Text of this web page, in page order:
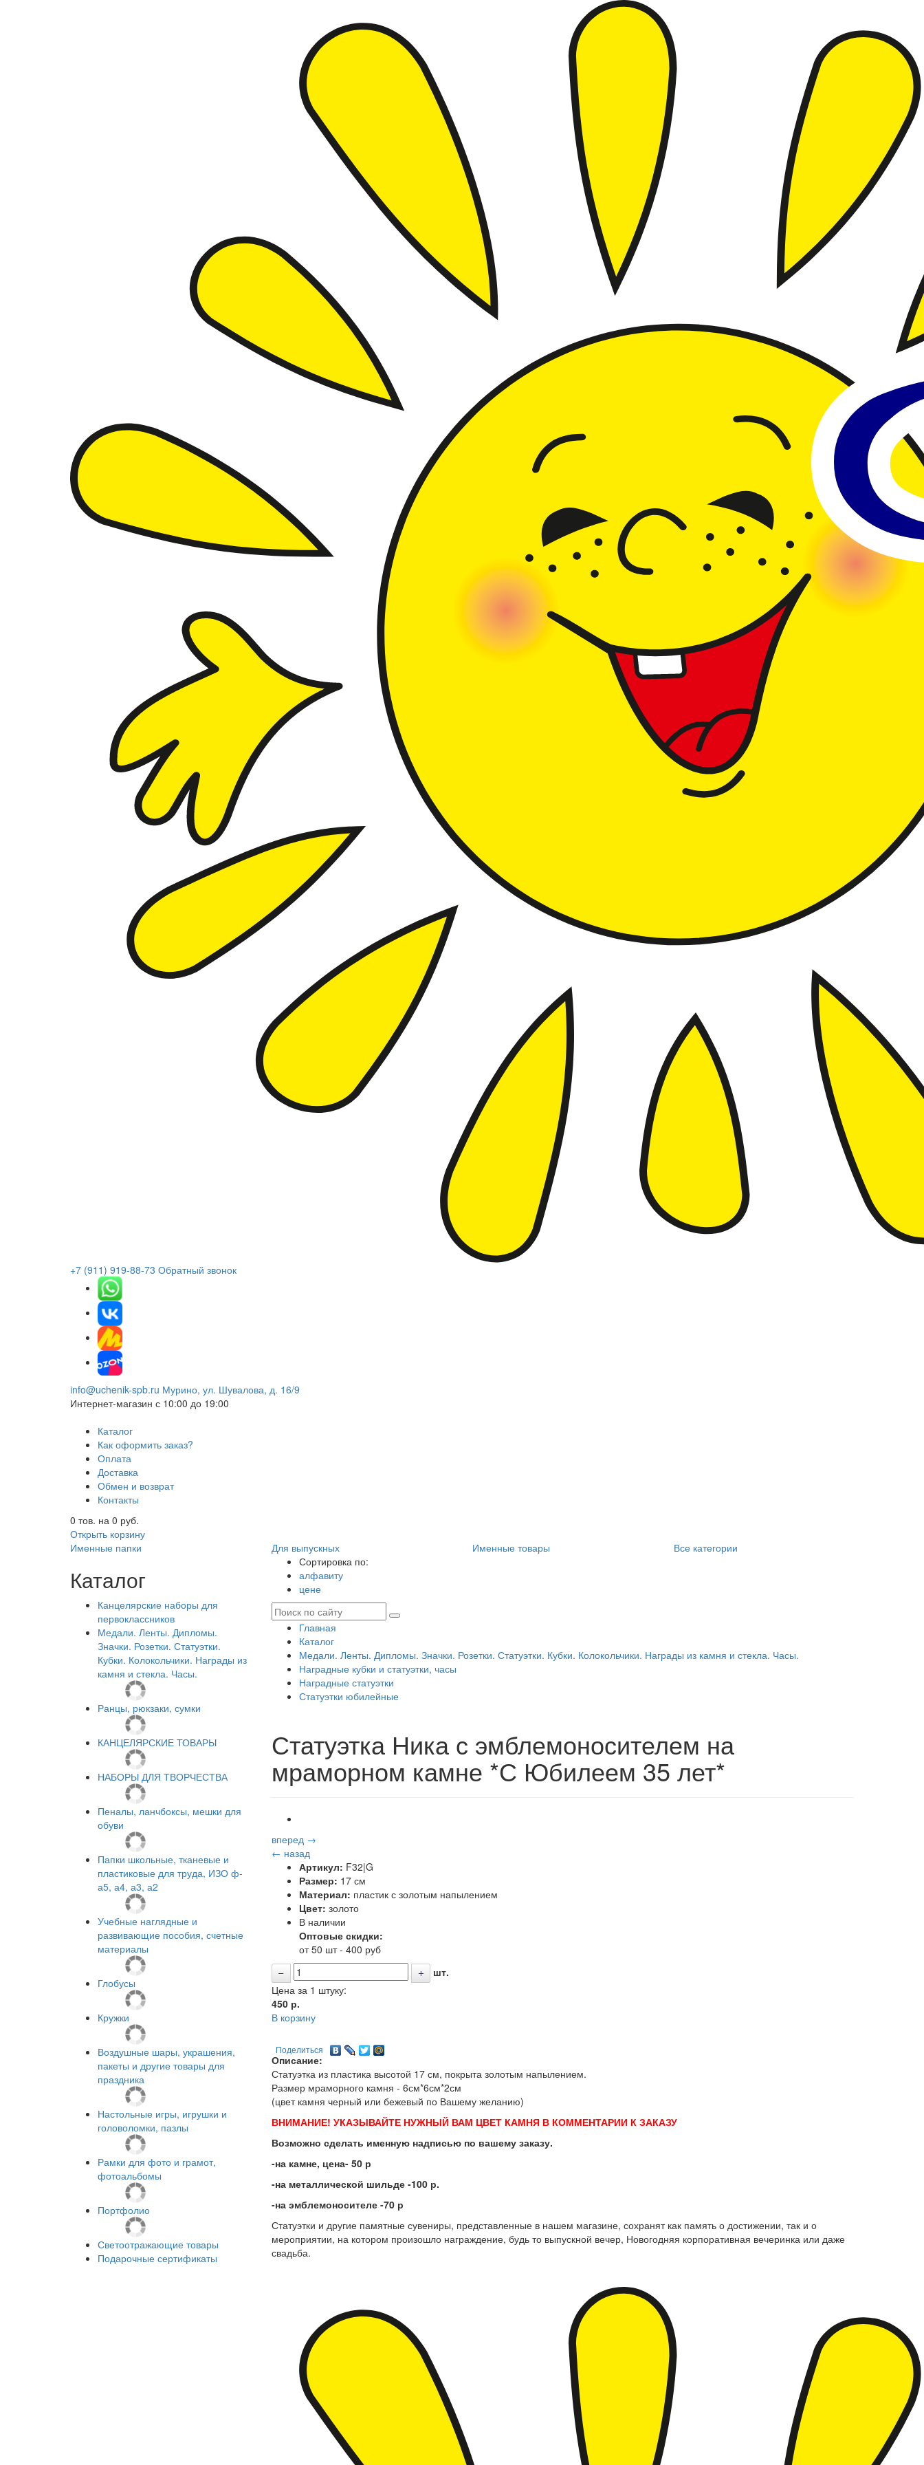
+7 (911) 919-88-73 Обратный звонок
info@uchenik-spb.ru Мурино, ул. Шувалова, д. 16/9
Интернет-магазин с 10:00 до 19:00
Каталог
Как оформить заказ?
Оплата
Доставка
Обмен и возврат
Контакты
0 тов. на 0 руб.
Открыть корзину
Именные папки
Для выпускных Именные товары Все категории
Каталог
Канцелярские наборы для
первоклассников
Медали. Ленты. Дипломы.
Значки. Розетки. Статуэтки.
Кубки. Колокольчики. Награды из
камня и стекла. Часы.
Ранцы, рюкзаки, сумки
КАНЦЕЛЯРСКИЕ ТОВАРЫ
НАБОРЫ ДЛЯ ТВОРЧЕСТВА
Пеналы, ланчбоксы, мешки для
обуви
Папки школьные, тканевые и
пластиковые для труда, ИЗО ф-
а5, а4, а3, а2
Учебные наглядные и
развивающие пособия, счетные
материалы
Глобусы
Кружки
Воздушные шары, украшения,
пакеты и другие товары для
праздника
Настольные игры, игрушки и
головоломки, пазлы
Рамки для фото и грамот,
фотоальбомы
Портфолио
Светоотражающие товары
Подарочные сертификаты
Сортировка по:
алфавиту
цене
Главная
Каталог
Медали. Ленты. Дипломы. Значки. Розетки. Статуэтки. Кубки. Колокольчики. Награды из камня и стекла. Часы.
Наградные кубки и статуэтки, часы
Наградные статуэтки
Статуэтки юбилейные
Статуэтка Ника с эмблемоносителем на
мраморном камне *С Юбилеем 35 лет*
вперед →
← назад
Артикул: F32|G
Размер: 17 см
Материал: пластик с золотым напылением
Цвет: золото
В наличии
Оптовые скидки:
от 50 шт - 400 руб
шт.
Цена за 1 штуку:
450р.
В корзину
Поделиться
Описание:
Статуэтка из пластика высотой 17 см, покрыта золотым напылением.
Размер мраморного камня - 6см*6см*2см
(цвет камня черный или бежевый по Вашему желанию)
ВНИМАНИЕ! УКАЗЫВАЙТЕ НУЖНЫЙ ВАМ ЦВЕТ КАМНЯ В КОММЕНТАРИИ К ЗАКАЗУ
Возможно сделать именную надписью по вашему заказу.
-на камне, цена- 50 р
-на металлической шильде -100 р.
-на эмблемоносителе -70 р
Статуэтки и другие памятные сувениры, представленные в нашем магазине, сохранят как память о достижении, так и о
мероприятии, на котором произошло награждение, будь то выпускной вечер, Новогодняя корпоративная вечеринка или даже
свадьба.